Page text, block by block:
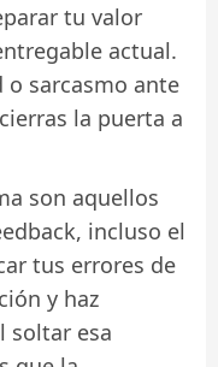
tu valor
actual.
o sarcasmo ante
la puerta a
son aquellos
incluso el
tus errores de
y haz
soltar esa